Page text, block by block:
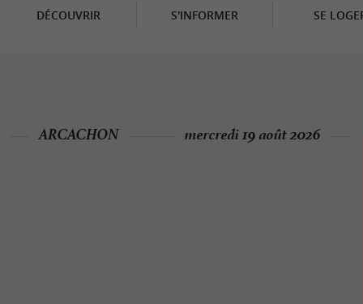
DÉCOUVRIR S'INFORMER SE
ARCACHON mercredi 19 août 2026